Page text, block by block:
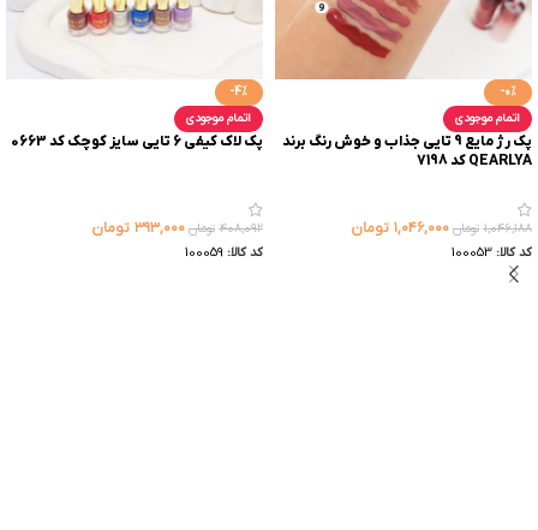
-0%
اتمام موجودی
پک رژ مایع 9 تایی جذاب و خوش رنگ برند
QEARLYA کد 7198
۱,۰۴۶,۱۸۸ تومان ۱,۰۴۶,۰۰۰ تومان
کد کالا: 100053
-4%
اتمام موجودی
پک لاک کیفی 6 تایی سایز کوچک کد 0663
۴۰۸,۰۹۲ تومان ۳۹۳,۰۰۰ تومان
کد کالا: 100059